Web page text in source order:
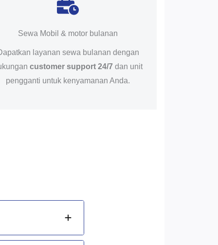
Sewa Mobil & motor bulanan
layanan sewa bulanan dengan
customer support 24/7 dan unit
pengganti untuk kenyamanan Anda.